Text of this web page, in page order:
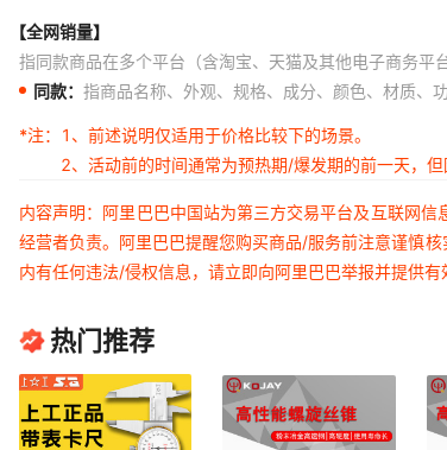
【全网销量】
指同款商品在多个平台（含淘宝、天猫及其他电子商务平
同款： 指商品名称、外观、规格、成分、颜色、材质、
*注：
1、前述说明仅适用于价格比较下的场景。
2、活动前的时间通常为预热期/爆发期的前一天，
内容声明：阿里巴巴中国站为第三方交易平台及互联网
经营者负责。阿里巴巴提醒您购买商品/服务前注意谨慎
内有任何违法/侵权信息，请立即向阿里巴巴举报并提供有
热门推荐